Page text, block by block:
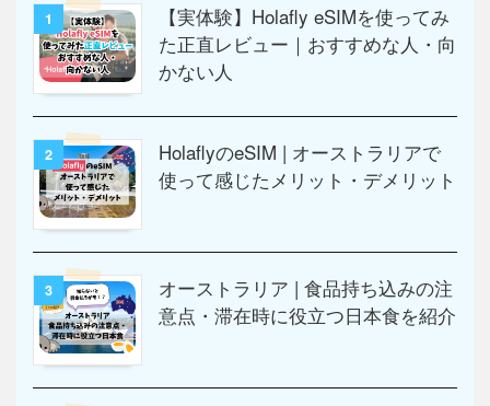
1
【実体験】Holafly eSIMを使ってみ
た正直レビュー｜おすすめな人・向
かない人
2
HolaflyのeSIM | オーストラリアで
使って感じたメリット・デメリット
3
オーストラリア | 食品持ち込みの注
意点・滞在時に役立つ日本食を紹介